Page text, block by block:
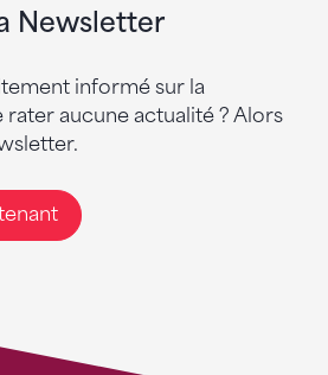
Newsletter
informé sur la
aucune actualité ? Alors